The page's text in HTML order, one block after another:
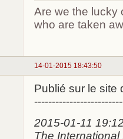
Are we the lucky
who are taken
14-01-2015 18:43:50
Publié sur le site
2015-01-11
The